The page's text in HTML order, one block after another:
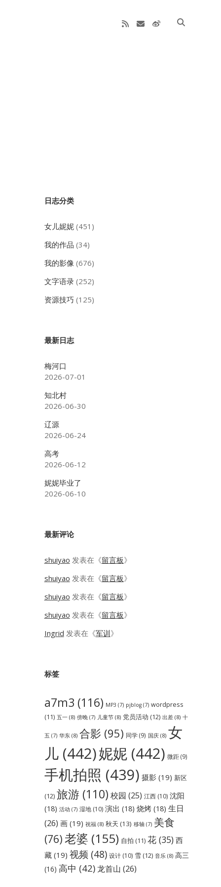
rss emailweibo
Sidebar
日志分类
女儿妮妮(451)
我的作品 (34)
我的影像 (676)
文字语录(252)
资源技巧 (125)
最新日志
梅河口
2026-07-01
知北村
2026-06-30
辽源
2026-06-24
高考
2026-06-12
妮妮毕业了
2026-06-10
最新评论
shuiyao 发表在《留言板》
shuiyao 发表在《留言板》
shuiyao 发表在《留言板》
shuiyao 发表在《留言板》
Ingrid 发表在《军训》
标签
a7m3 (116) MP3 (7) pjblog(7) wordpress
(11) 五一(8) 傍晚(7) 儿童节(8) 党员活动 (12) 出差(8) 十
五 (7) 华东(8) 合影 (95) 同学(9) 国庆(8) 女
儿(442)妮妮(442) 微距(9)
手机拍照 (439) 摄影(19) 新区
(12) 旅游(110) 校园 (25) 江西(10) 沈阳
(18) 活动 (7) 湿地(10) 演出 (18) 烧烤(18) 生日
(26) 画(19) 祝福(8) 秋天 (13) 移轴(7) 美食
(76)老婆 (155) 自拍 (11) 花(35) 西
藏(19) 视频 (48) 设计(10) 雪(12) 音乐(8) 高三
(16) 高中 (42)龙首山 (26)